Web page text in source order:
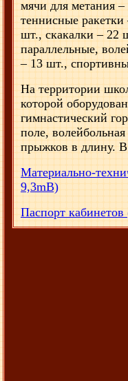
мячи для метания
теннисные
шт., скакалки – 22
параллельные,
– 13 шт.,
На территории
которой
гимнастический
поле,
прыжков в длину.
Материально-
9,3mB)
Паспорт